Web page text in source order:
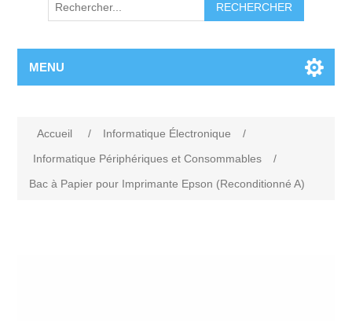
RECHERCHER
MENU
Accueil / Informatique Électronique
/
Informatique Périphériques et Consommables
/
Bac à Papier pour Imprimante Epson (Reconditionné A)